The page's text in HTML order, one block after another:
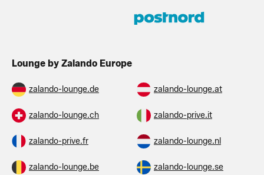
Lounge by Zalando Europe
zalando-lounge.de zalando-lounge.at
zalando-lounge.ch zalando-prive.it
zalando-prive.fr zalando-lounge.nl
zalando-lounge.be zalando-lounge.se